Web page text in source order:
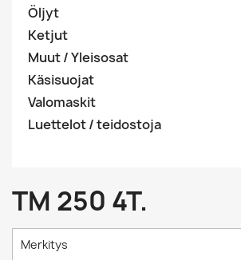
Öljyt
Ketjut
Muut / Yleisosat
Käsisuojat
Valomaskit
Luettelot / teidostoja
TM 250 4T.
Merkitys